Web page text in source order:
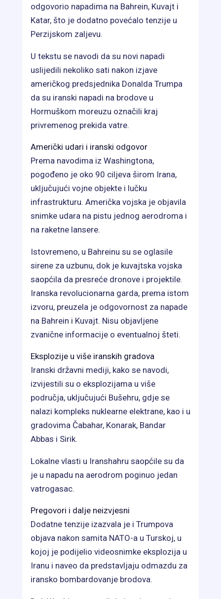
odgovorio napadima na Bahrein, Kuvajt i
Katar, što je dodatno povećalo tenzije u
Perzijskom zaljevu.
U tekstu se navodi da su novi napadi
uslijedili nekoliko sati nakon izjave
američkog predsjednika Donalda Trumpa
da su iranski napadi na brodove u
Hormuškom moreuzu označili kraj
privremenog prekida vatre.
Američki udari i iranski odgovor
Prema navodima iz Washingtona,
pogođeno je oko 90 ciljeva širom Irana,
uključujući vojne objekte i lučku
infrastrukturu. Američka vojska je objavila
snimke udara na pistu jednog aerodroma i
na raketne lansere.
Istovremeno, u Bahreinu su se oglasile
sirene za uzbunu, dok je kuvajtska vojska
saopćila da presreće dronove i projektile.
Iranska revolucionarna garda, prema istom
izvoru, preuzela je odgovornost za napade
na Bahrein i Kuvajt. Nisu objavljene
zvanične informacije o eventualnoj šteti.
Eksplozije u više iranskih gradova
Iranski državni mediji, kako se navodi,
izvijestili su o eksplozijama u više
područja, uključujući Bušehru, gdje se
nalazi kompleks nuklearne elektrane, kao i u
gradovima Čabahar, Konarak, Bandar
Abbas i Sirik.
Lokalne vlasti u Iranshahru saopćile su da
je u napadu na aerodrom poginuo jedan
vatrogasac.
Pregovori i dalje neizvjesni
Dodatne tenzije izazvala je i Trumpova
objava nakon samita NATO-a u Turskoj, u
kojoj je podijelio videosnimke eksplozija u
Iranu i naveo da predstavljaju odmazdu za
iransko bombardovanje brodova.